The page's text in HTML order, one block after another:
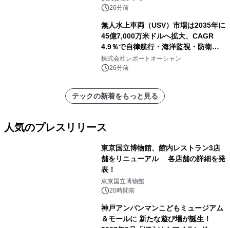
26分前
無人水上車両（USV）市場は2035年に
45億7,000万米ドルへ拡大、CAGR
4.9％で自律航行・海洋監視・防衛用
途の導入が加速
株式会社レポートオーシャン
26分前
テックの新着をもっと見る
人気のプレスリリース
東京国立博物館、館内レストラン3店
舗をリニューアル 各店舗の詳細を発
表！
東京国立博物館
20時間前
神戸アンパンマンこどもミュージアム
＆モールに 新たな遊び場が誕生！